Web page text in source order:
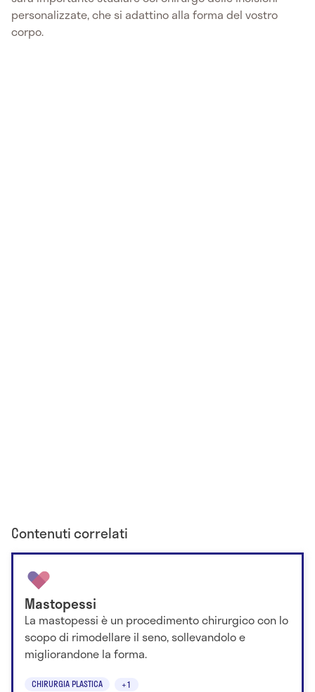
personalizzate, che si adattino alla forma del vostro
corpo.
Contenuti correlati
Mastopessi
La mastopessi è un procedimento chirurgico con lo
scopo di rimodellare il seno, sollevandolo e
migliorandone la forma.
CHIRURGIA PLASTICA +1